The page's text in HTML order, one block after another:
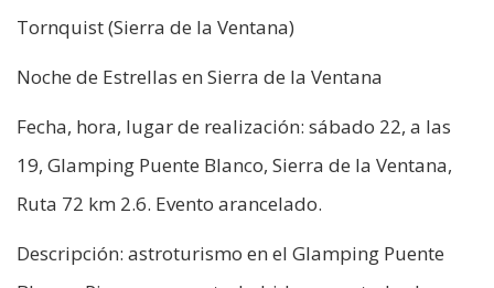
Tornquist (Sierra de la Ventana)
Noche de Estrellas en Sierra de la Ventana
Fecha, hora, lugar de realización: sábado 22, a las
19, Glamping Puente Blanco, Sierra de la Ventana,
Ruta 72 km 2.6. Evento arancelado.
Descripción: astroturismo en el Glamping Puente